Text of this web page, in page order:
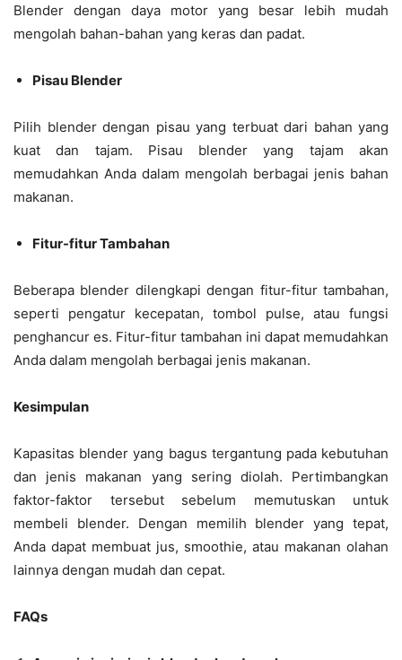
Blender dengan daya motor yang besar lebih mudah
mengolah bahan-bahan yang keras dan padat.
Pisau Blender
Pilih blender dengan pisau yang terbuat dari bahan yang
kuat dan tajam. Pisau blender yang tajam akan
memudahkan Anda dalam mengolah berbagai jenis bahan
makanan.
Fitur-fitur Tambahan
Beberapa blender dilengkapi dengan fitur-fitur tambahan,
seperti pengatur kecepatan, tombol pulse, atau fungsi
penghancur es. Fitur-fitur tambahan ini dapat memudahkan
Anda dalam mengolah berbagai jenis makanan.
Kesimpulan
Kapasitas blender yang bagus tergantung pada kebutuhan
dan jenis makanan yang sering diolah. Pertimbangkan
faktor-faktor tersebut sebelum memutuskan untuk
membeli blender. Dengan memilih blender yang tepat,
Anda dapat membuat jus, smoothie, atau makanan olahan
lainnya dengan mudah dan cepat.
FAQs